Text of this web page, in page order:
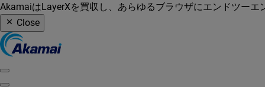
AkamaiはLayerXを買収し、あらゆるブラウザにエンドツー
Close